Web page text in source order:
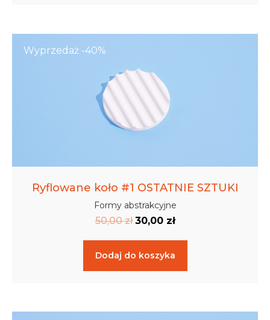
Wyprzedaż -40%
Ryflowane koło #1 OSTATNIE SZTUKI
Formy abstrakcyjne
50,00zł 30,00 zł
Dodaj do koszyka